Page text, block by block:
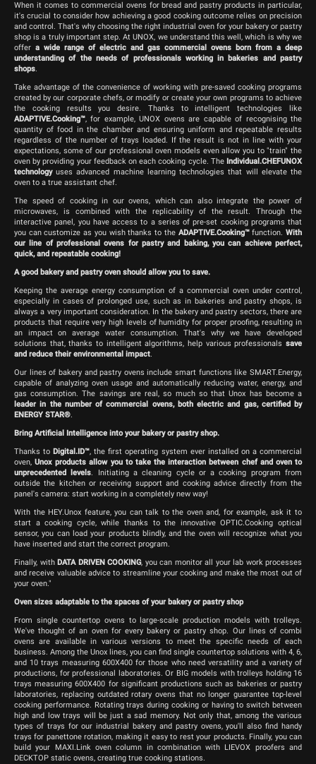
When it comes to commercial ovens for bread and pastry products in particular,
it's crucial to consider how achieving a good cooking outcome relies on precision
and control. That's why choosing the right industrial oven for your bakery or pastry
shop is a truly important step. At UNOX, we understand this well, which is why we
offer a wide range of electric and gas commercial ovens born from a deep
understanding of the needs of professionals working in bakeries and pastry
shops.
Take advantage of the convenience of working with pre-saved cooking programs
created by our corporate chefs, or modify or create your own programs to achieve
the cooking results you desire. Thanks to intelligent technologies like
ADAPTIVE.Cooking™, for example, UNOX ovens are capable of recognising the
quantity of food in the chamber and ensuring uniform and repeatable results
regardless of the number of trays loaded. If the result is not in line with your
expectations, some of our professional oven models even allow you to "train" the
oven by providing your feedback on each cooking cycle. TheIndividual.CHEFUNOX
technologyuses advanced machine learning technologies that will elevate the
oven to a true assistant chef.
The speed of cooking in our ovens, which can also integrate the power of
microwaves, is combined with the replicability of the result. Through the
interactive panel, you have access to a series of pre-set cooking programs that
you can customize as you wish thanks to theADAPTIVE.Cooking™function.With
our line of professional ovens for pastry and baking, you can achieve perfect,
quick, and repeatable cooking!
A good bakery and pastry oven should allow you to save.
Keeping the average energy consumption of a commercial oven under control,
especially in cases of prolonged use, such as in bakeries and pastry shops, is
always a very important consideration. In the bakery and pastry sectors, there are
products that require very high levels of humidity for proper proofing, resulting in
an impact on average water consumption. That's why we have developed
solutions that, thanks to intelligent algorithms, help various professionals save
and reduce their environmental impact.
Our lines of bakery and pastry ovens include smart functions like SMART.Energy,
capable of analyzing oven usage and automatically reducing water, energy, and
gas consumption. The savings are real, so much so that Unox has become a
leader in the number of commercial ovens, both electric and gas, certified by
ENERGY STAR®.
Bring Artificial Intelligence into your bakery or pastry shop.
Thanks to Digital.ID™, the first operating system ever installed on a commercial
oven,Unox products allow you to take the interaction between chef and oven to
unprecedented levels. Initiating a cleaning cycle or a cooking program from
outside the kitchen or receiving support and cooking advice directly from the
panel's camera: start working in a completely new way!
With the HEY.Unox feature, you can talk to the oven and, for example, ask it to
start a cooking cycle, while thanks to the innovative OPTIC.Cooking optical
sensor, you can load your products blindly, and the oven will recognize what you
have inserted and start the correct program.
Finally, with DATA DRIVEN COOKING, you can monitor all your lab work processes
and receive valuable advice to streamline your cooking and make the most out of
your oven."
Oven sizes adaptable to the spaces of your bakery or pastry shop
From single countertop ovens to large-scale production models with trolleys.
We've thought of an oven for every bakery or pastry shop. Our lines of combi
ovens are available in various versions to meet the specific needs of each
business. Among the Unox lines, you can find single countertop solutions with 4, 6,
and 10 trays measuring 600X400 for those who need versatility and a variety of
productions, for professional laboratories. Or BIG models with trolleys holding 16
trays measuring 600X400 for significant productions such as bakeries or pastry
laboratories, replacing outdated rotary ovens that no longer guarantee top-level
cooking performance. Rotating trays during cooking or having to switch between
high and low trays will be just a sad memory. Not only that, among the various
types of trays for our industrial bakery and pastry ovens, you'll also find handy
trays for panettone rotation, making it easy to rest your products. Finally, you can
build your MAXI.Link oven column in combination with LIEVOX proofers and
DECKTOP static ovens, creating true cooking stations.